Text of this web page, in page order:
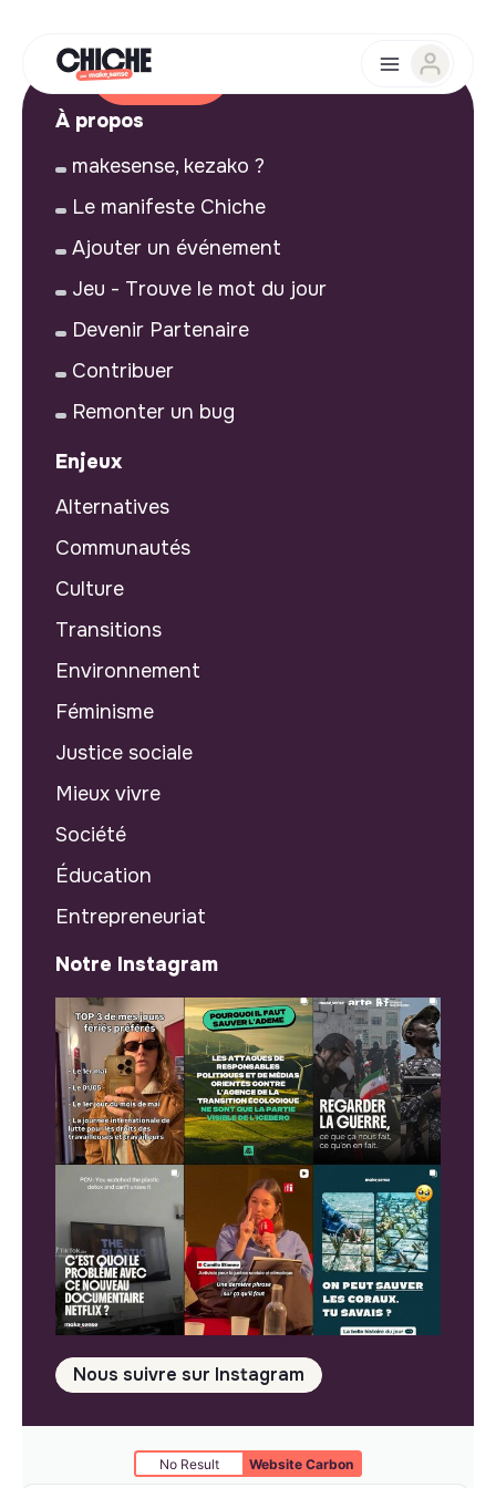
À propos
makesense, kezako ?
Le manifeste Chiche
Ajouter un événement
Jeu - Trouve le mot du jour
Devenir Partenaire
Contribuer
Remonter un bug
Enjeux
Alternatives
Communautés
Culture
Transitions
Environnement
Féminisme
Justice sociale
Mieux vivre
Société
Éducation
Entrepreneuriat
Notre Instagram
Nous suivre sur Instagram
No Result Website Carbon